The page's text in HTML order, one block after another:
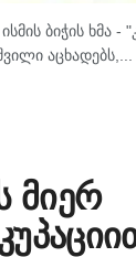
ბიჭის ხმა -
აცხადებს,...
მიერ